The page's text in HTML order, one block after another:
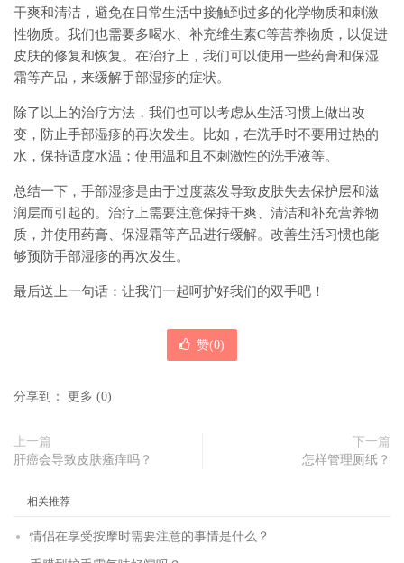
干爽和清洁，避免在日常生活中接触到过多的化学物质和刺激
性物质。我们也需要多喝水、补充维生素C等营养物质，以促进
皮肤的修复和恢复。在治疗上，我们可以使用一些药膏和保湿
霜等产品，来缓解手部湿疹的症状。
除了以上的治疗方法，我们也可以考虑从生活习惯上做出改
变，防止手部湿疹的再次发生。比如，在洗手时不要用过热的
水，保持适度水温；使用温和且不刺激性的洗手液等。
总结一下，手部湿疹是由于过度蒸发导致皮肤失去保护层和滋
润层而引起的。治疗上需要注意保持干爽、清洁和补充营养物
质，并使用药膏、保湿霜等产品进行缓解。改善生活习惯也能
够预防手部湿疹的再次发生。
最后送上一句话：让我们一起呵护好我们的双手吧！
赞(0)
分享到： 更多 (0)
上一篇
肝癌会导致皮肤瘙痒吗？
下一篇
怎样管理厕纸？
相关推荐
情侣在享受按摩时需要注意的事情是什么？